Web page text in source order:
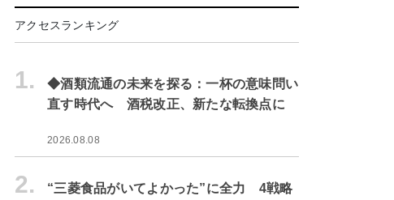
アクセスランキング
1.
◆酒類流通の未来を探る：一杯の意味問い
直す時代へ 酒税改正、新たな転換点に
2026.08.08
2.
“三菱食品がいてよかった”に全力 4戦略